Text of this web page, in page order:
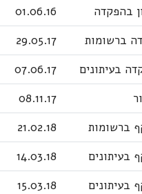
בהפקדה
01.06.16
ברשומות
29.05.17
בעיתונים
07.06.17
08.11.17
ברשומות
21.02.18
בעיתונים
14.03.18
בעיתונים
15.03.18